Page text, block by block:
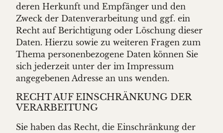
deren Herkunft und Empfänger und den
Zweck der Datenverarbeitung und ggf. ein
Recht auf Berichtigung oder Löschung dieser
Daten. Hierzu sowie zu weiteren Fragen zum
Thema personenbezogene Daten können Sie
sich jederzeit unter der im Impressum
angegebenen Adresse an uns wenden.
RECHT AUF EINSCHRÄNKUNG DER
VERARBEITUNG
Sie haben das Recht, die Einschränkung der